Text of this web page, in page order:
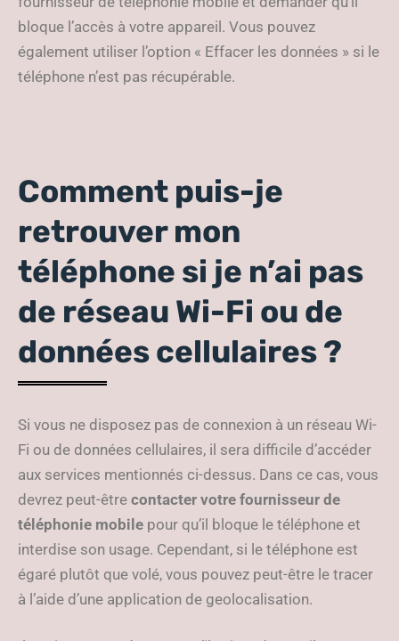
bloque l’accès à votre appareil. Vous pouvez
également utiliser l’option « Effacer les données » si le
téléphone n’est pas récupérable.
Comment puis-je
retrouver mon
téléphone si je n’ai pas
de réseau Wi-Fi ou de
données cellulaires ?
Si vous ne disposez pas de connexion à un réseau Wi-
Fi ou de données cellulaires, il sera difficile d’accéder
aux services mentionnés ci-dessus. Dans ce cas, vous
devrez peut-être contacter votre fournisseur de
téléphonie mobile pour qu’il bloque le téléphone et
interdise son usage. Cependant, si le téléphone est
égaré plutôt que volé, vous pouvez peut-être le tracer
à l’aide d’une application de geolocalisation.